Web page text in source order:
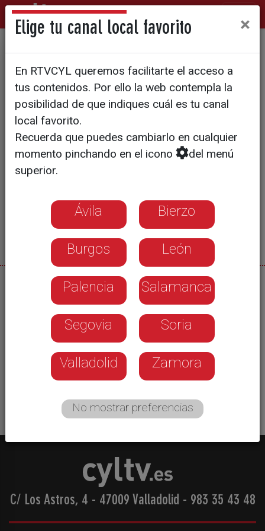
Cita paralímpica en Basauri
03/06/2026
Cinco atletas del Club Ecosport han competido en
el Meeting Paralímpico de Basauri. Uno de los
eventos más relevantes del panorama nacional de
esta disciplina. Además, allí también competía,
demostrando su nivel, Ander Olaso, que se formó
en la entidad abulense.
C/ Los Astros, 4 - 47009 Valladolid - 983 35 43 48
Elige tu canal local favorito ×
En RTVCYL queremos facilitarte el acceso a
tus contenidos. Por ello la web contempla la
posibilidad de que indiques cuál es tu canal
local favorito.
Recuerda que puedes cambiarlo en cualquier
momento pinchando en el icono
del menú
superior.
Ávila Bierzo
Burgos León
Palencia Salamanca
Segovia Soria
Valladolid Zamora
No mostrar preferencias